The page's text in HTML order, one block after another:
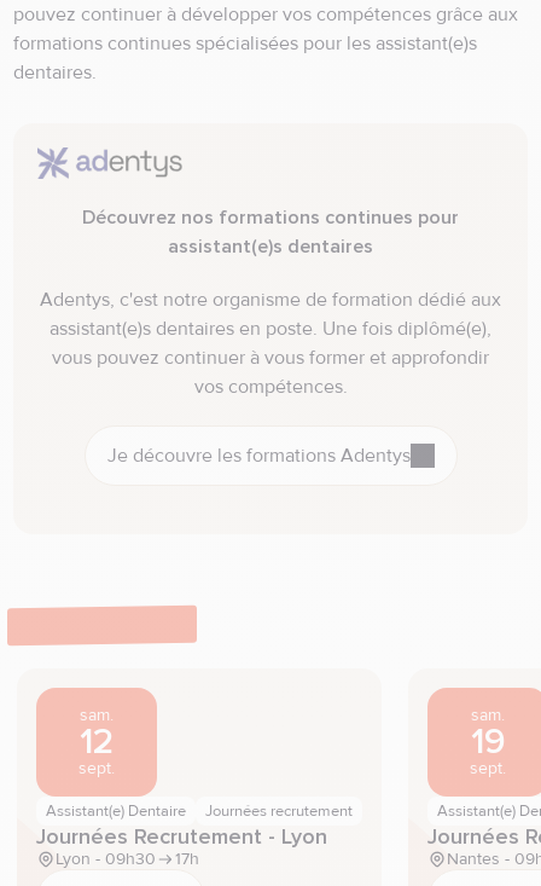
pouvez continuer à développer vos compétences grâce aux
formations continues spécialisées pour les assistant(e)s
dentaires.
Découvrez nos formations continues pour
assistant(e)s dentaires
Adentys, c'est notre organisme de formation dédié aux
assistant(e)s dentaires en poste. Une fois diplômé(e),
vous pouvez continuer à vous former et approfondir
vos compétences.
Je découvre les formations Adentys
sam.
12
sept.
Assistant(e) Dentaire Journées recrutement
Journées Recrutement - Lyon
Lyon - 09h30 17h
sam.
19
sept.
Assistant(e)
Journées
Nantes -